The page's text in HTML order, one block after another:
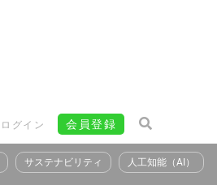
ログイン 会員登録
サステナビリティ 人工知能（AI）